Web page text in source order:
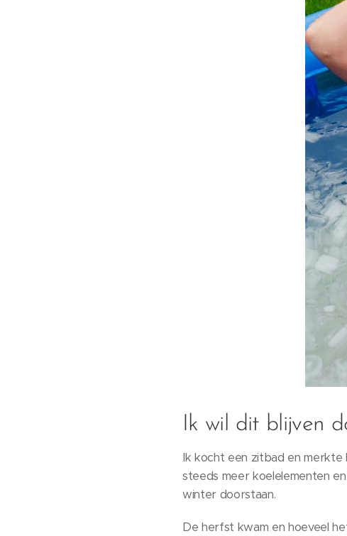
Ik wil dit blijven
Ik kocht een zitbad en merkte
steeds meer koelelementen
winter doorstaan.
De herfst kwam en hoeveel